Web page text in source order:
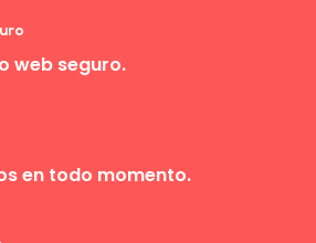
web seguro.
en todo momento.